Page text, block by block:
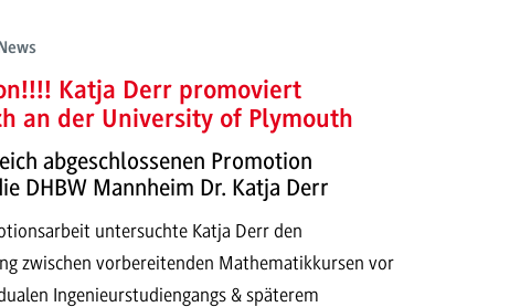
Katja Derr promoviert
an der University of Plymouth
abgeschlossenen Promotion
DHBW Mannheim Dr. Katja Derr
untersuchte Katja Derr den
zwischen vorbereitenden Mathematikkursen vor
Ingenieurstudiengangs & späterem